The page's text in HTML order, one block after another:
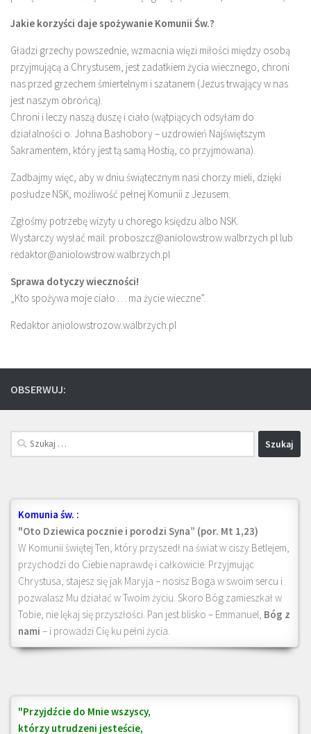
Jakie korzyści daje spożywanie Komunii Św.?
Gładzi grzechy powszednie, wzmacnia więzi miłości między osobą
przyjmującą a Chrystusem, jest zadatkiem życia wiecznego, chroni
nas przed grzechem śmiertelnym i szatanem (Jezus trwający w nas
jest naszym obrońcą).
Chroni i leczy naszą duszę i ciało (wątpiących odsyłam do
działalności o. Johna Bashobory – uzdrowień Najświętszym
Sakramentem, który jest tą samą Hostią, co przyjmowana).
Zadbajmy więc, aby w dniu świątecznym nasi chorzy mieli, dzięki
posłudze NSK, możliwość pełnej Komunii z Jezusem.
Zgłośmy potrzebę wizyty u chorego księdzu albo NSK.
Wystarczy wysłać mail: proboszcz@aniolowstrow.walbrzych.pl lub
redaktor@aniolowstrow.walbrzych.pl
Sprawa dotyczy wieczności!
„Kto spożywa moje ciało … ma życie wieczne”.
Redaktor aniolowstrozow.walbrzych.pl
OBSERWUJ:
Szukaj:
Komunia św. :
"Oto Dziewica pocznie i porodzi Syna” (por. Mt 1,23)
W Komunii świętej Ten, który przyszedł na świat w ciszy Betlejem,
przychodzi do Ciebie naprawdę i całkowicie. Przyjmując
Chrystusa, stajesz się jak Maryja – nosisz Boga w swoim sercu i
pozwalasz Mu działać w Twoim życiu. Skoro Bóg zamieszkał w
Tobie, nie lękaj się przyszłości. Pan jest blisko – Emmanuel, Bóg z
nami – i prowadzi Cię ku pełni życia.
"Przyjdźcie do Mnie wszyscy,
którzy utrudzeni jesteście,